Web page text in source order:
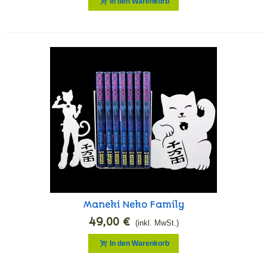
Maneki Neko Family
Buchstützen
49,00 € (inkl. MwSt.)
In den Warenkorb